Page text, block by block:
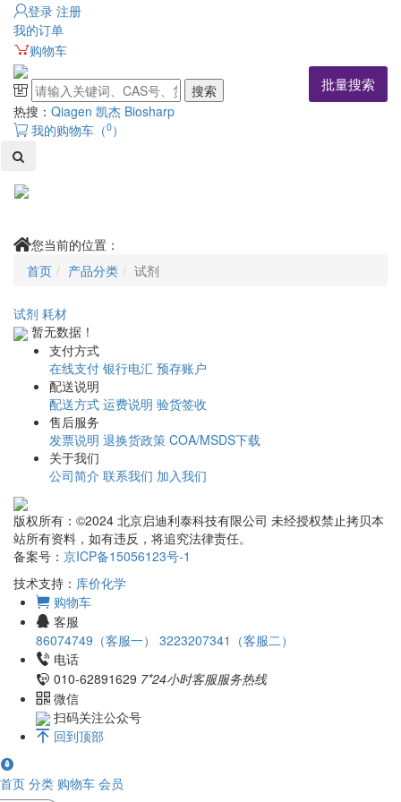
登录 注册
我的订单
购物车
搜索 批量搜索
热搜： Qiagen 凯杰 Biosharp
我的购物车（0）
您当前的位置：
首页
产品分类 试剂
试剂 耗材
暂无数据！
支付方式
在线支付 银行电汇 预存账户
配送说明
配送方式 运费说明 验货签收
售后服务
发票说明 退换货政策 COA/MSDS下载
关于我们
公司简介 联系我们 加入我们
版权所有：©2024 北京启迪利泰科技有限公司 未经授权禁止拷贝本
站所有资料，如有违反，将追究法律责任。
备案号： 京ICP备15056123号-1
技术支持： 库价化学
购物车
客服
86074749（客服一） 3223207341（客服二）
电话
010-62891629 7*24小时客服服务热线
微信
扫码关注公众号
回到顶部
首页 分类 购物车 会员